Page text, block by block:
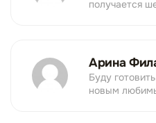
получается
Арина
Буду
новым